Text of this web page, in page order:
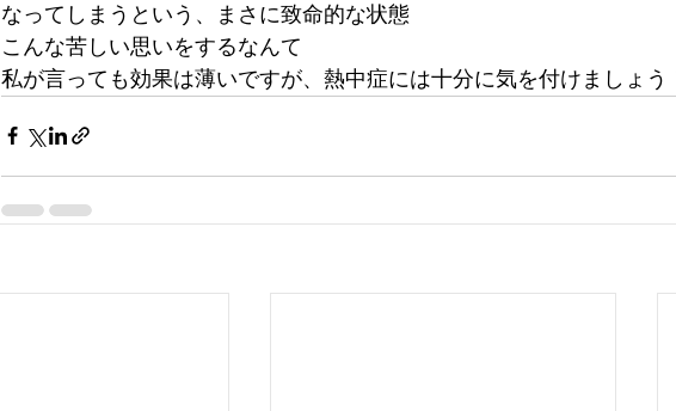
なってしまうという、まさに致命的な状態
こんな苦しい思いをするなんて
私が言っても効果は薄いですが、熱中症には十分に気を付けましょう